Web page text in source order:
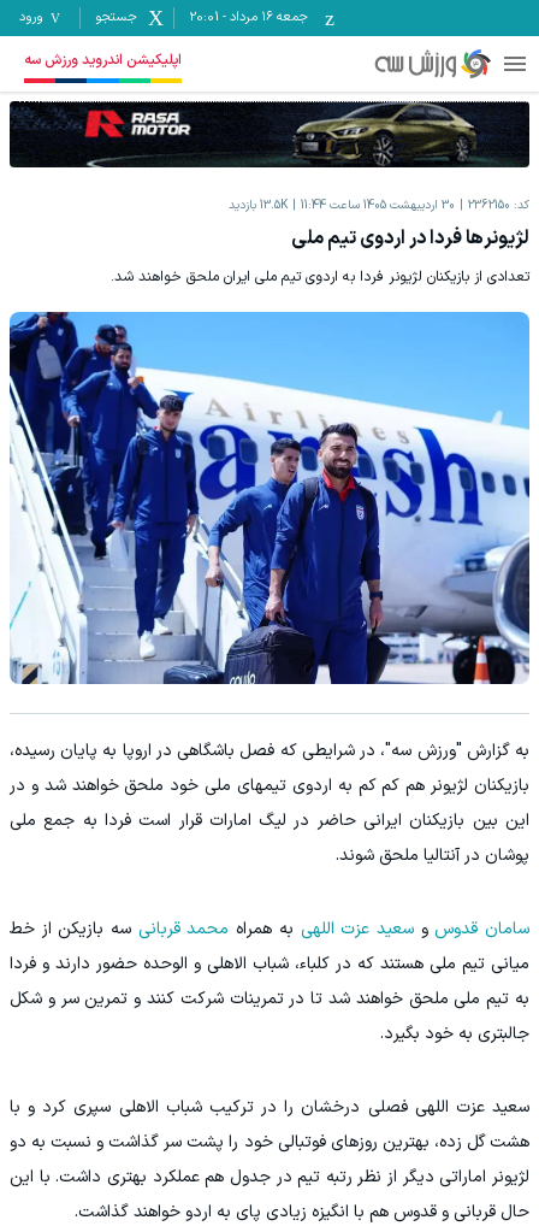
جمعه ۱۶ مرداد -
20:01 جستجو ورود
اپلیکیشن اندروید ورزش سه
کد: 2362150 30 اردیبهشت 1405 ساعت 11:44 13.5K بازدید
لژیونرها فردا در اردوی تیم ملی
تعدادی از بازیکنان لژیونر فردا به اردوی تیم ملی ایران ملحق خواهند شد.
به گزارش "ورزش سه"، در شرایطی که فصل باشگاهی در اروپا به پایان رسیده،
بازیکنان لژیونر هم کم کم به اردوی تیمهای ملی خود ملحق خواهند شد و در
این بین بازیکنان ایرانی حاضر در لیگ امارات قرار است فردا به جمع ملی
پوشان در آنتالیا ملحق شوند.
سامان قدوس وسعید عزت اللهی به همراه محمد قربانی سه بازیکن از خط
میانی تیم ملی هستند که در کلباء، شباب الاهلی و الوحده حضور دارند و فردا
به تیم ملی ملحق خواهند شد تا در تمرینات شرکت کنند و تمرین سر و شکل
جالبتری به خود بگیرد.
سعید عزت اللهی فصلی درخشان را در ترکیب شباب الاهلی سپری کرد و با
هشت گل زده، بهترین روزهای فوتبالی خود را پشت سر گذاشت و نسبت به دو
لژیونر اماراتی دیگر از نظر رتبه تیم در جدول هم عملکرد بهتری داشت. با این
حال قربانی و قدوس هم با انگیزه زیادی پای به اردو خواهند گذاشت.